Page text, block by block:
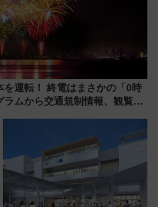
を運転！ 終電はまさかの「0時
ムから交通規制情報、観覧席